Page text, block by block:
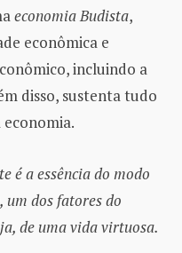
economia Budista,
econômica e
incluindo a
disso, sustenta tudo
é a essência do modo
dos fatores do
de uma vida virtuosa.